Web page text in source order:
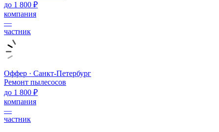
до 1 800 ₽
компания
—
частник
Оффер · Санкт-Петербург
Ремонт пылесосов
до 1 800 ₽
компания
—
частник